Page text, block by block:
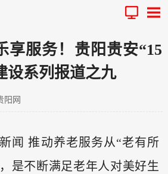
享服务！贵阳贵安“15
设系列报道之九
阳网
闻 推动养老服务从“老有所
是不断满足老年人对美好生